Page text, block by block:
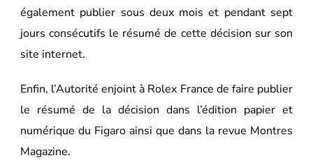
également publier sous deux mois et pendant sept
jours consécutifs le résumé de cette décision sur son
site internet.
Enfin, l’Autorité enjoint à Rolex France de faire publier
le résumé de la décision dans l’édition papier et
numérique du Figaro ainsi que dans la revue Montres
Magazine.